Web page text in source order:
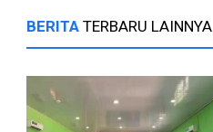
BERITA TERBARU LAINNYA